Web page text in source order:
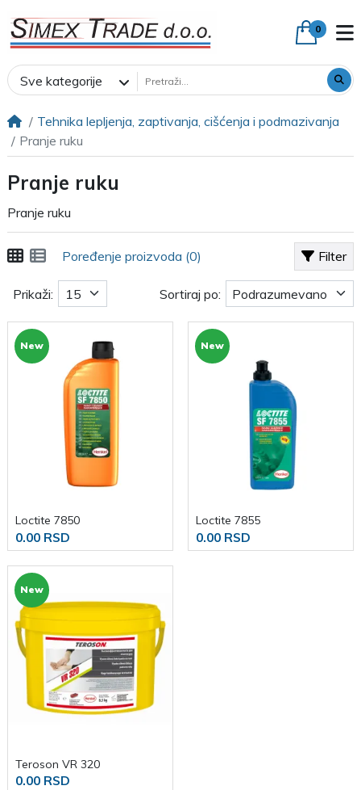
0
Sve kategorije
Tehnika lepljenja, zaptivanja, cišćenja i podmazivanja
Pranje ruku
Pranje ruku
Pranje ruku
Filter
Poređenje proizvoda (0)
Prikaži: Sortiraj po:
New
Loctite 7850
0.00 RSD
New
Loctite 7855
0.00 RSD
New
Teroson VR 320
0.00 RSD